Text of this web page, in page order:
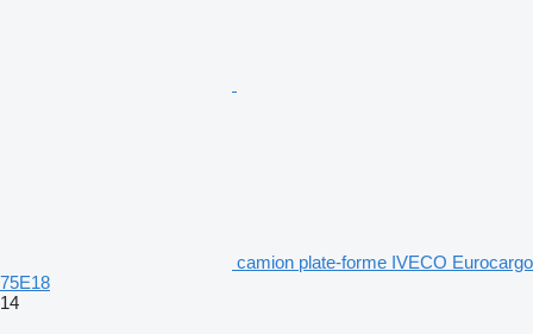
camion plate-forme IVECO Eurocargo
75E18
14